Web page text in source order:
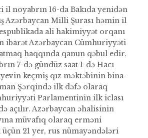
il noyabrın 16-da Bakıda yenidən
Azərbaycan Milli Şurası həmin il
ali hakimiyyət orqanı
ibarət Azərbaycan Cümhuriyyəti
haqqında qanun qəbul edir.
7-də gündüz saat 1-də Hacı
keçmiş qız məktəbinin bina­
Şərqində ilk dəfə olaraq
Parlamentinin ilk iclası
açılır. Azərbaycan əhalisinin
müvafıq olaraq erməni
21 yer, rus nümayəndələri